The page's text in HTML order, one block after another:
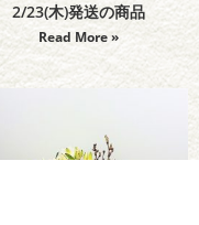
2/23(木)発送の商品
Read More »